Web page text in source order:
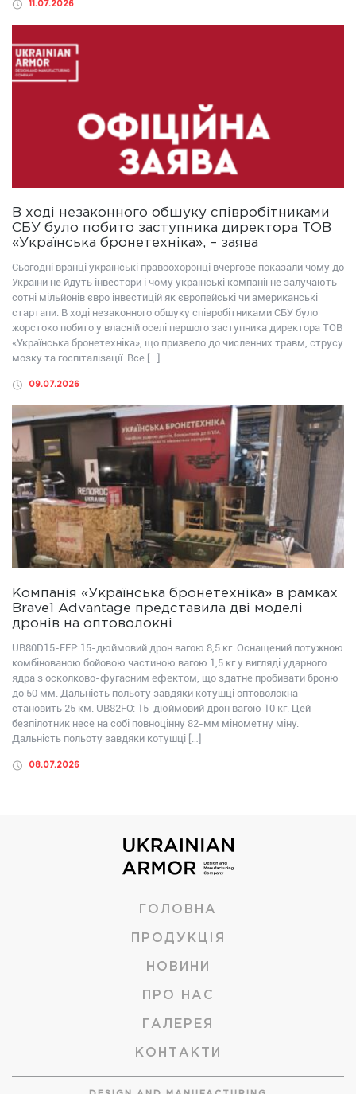
11.07.2026
В ході незаконного обшуку співробітниками
СБУ було побито заступника директора ТОВ
«Українська бронетехніка», – заява
Сьогодні вранці українські правоохоронці вчергове показали чому до
України не йдуть інвестори і чому українські компанії не залучають
сотні мільйонів євро інвестицій як європейські чи американські
стартапи. В ході незаконного обшуку співробітниками СБУ було
жорстоко побито у власній оселі першого заступника директора ТОВ
«Українська бронетехніка», що призвело до численних травм, струсу
мозку та госпіталізації. Все […]
09.07.2026
Компанія «Українська бронетехніка» в рамках
Brave1 Advantage представила дві моделі
дронів на оптоволокні
UB80D15-EFP: 15-дюймовий дрон вагою 8,5 кг. Оснащений потужною
комбінованою бойовою частиною вагою 1,5 кг у вигляді ударного
ядра з осколково-фугасним ефектом, що здатне пробивати броню
до 50 мм. Дальність польоту завдяки котушці оптоволокна
становить 25 км. UB82FО: 15-дюймовий дрон вагою 10 кг. Цей
безпілотник несе на собі повноцінну 82-мм мінометну міну.
Дальність польоту завдяки котушці […]
08.07.2026
ГОЛОВНА
ПРОДУКЦІЯ
НОВИНИ
ПРО НАС
ГАЛЕРЕЯ
КОНТАКТИ